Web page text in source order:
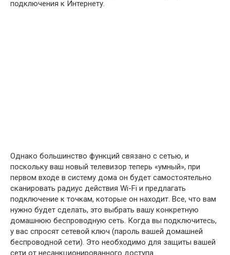
подключения к Интернету.
Однако большинство функций связано с сетью, и
поскольку ваш новый телевизор теперь «умный», при
первом входе в систему дома он будет самостоятельно
сканировать радиус действия Wi-Fi и предлагать
подключение к точкам, которые он находит. Все, что вам
нужно будет сделать, это выбрать вашу конкретную
домашнюю беспроводную сеть. Когда вы подключитесь,
у вас спросят сетевой ключ (пароль вашей домашней
беспроводной сети). Это необходимо для защиты вашей
сети от несанкционированного доступа.